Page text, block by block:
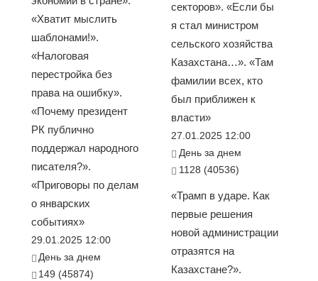
«Хватит мыслить
шаблонами!».
«Налоговая
перестройка без
права на ошибку».
«Почему президент
РК публично
поддержал народного
писателя?».
«Приговоры по делам
о январских
событиях»
29.01.2025 12:00
День за днем
149 (45874)
секторов». «Если бы
я стал министром
сельского хозяйства
Казахстана…». «Там
фамилии всех, кто
был приближен к
власти»
27.01.2025 12:00
День за днем
1128 (40536)
«Трамп в ударе. Как
первые решения
новой администрации
отразятся на
Казахстане?».